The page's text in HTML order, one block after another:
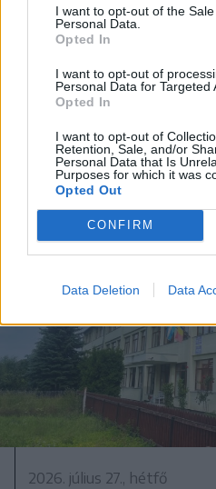
I want to opt-out of the
Personal Data.
Opted In
I want to opt-out of
Personal Data for Targeted
Opted In
I want to opt-out of
Retention, Sale, and/or
Personal Data that Is
Purposes for which it was
Opted Out
CONFIRM
Data Deletion Data
Családias
sok ismerős –
reményeket a
2026. július 27., hétfő